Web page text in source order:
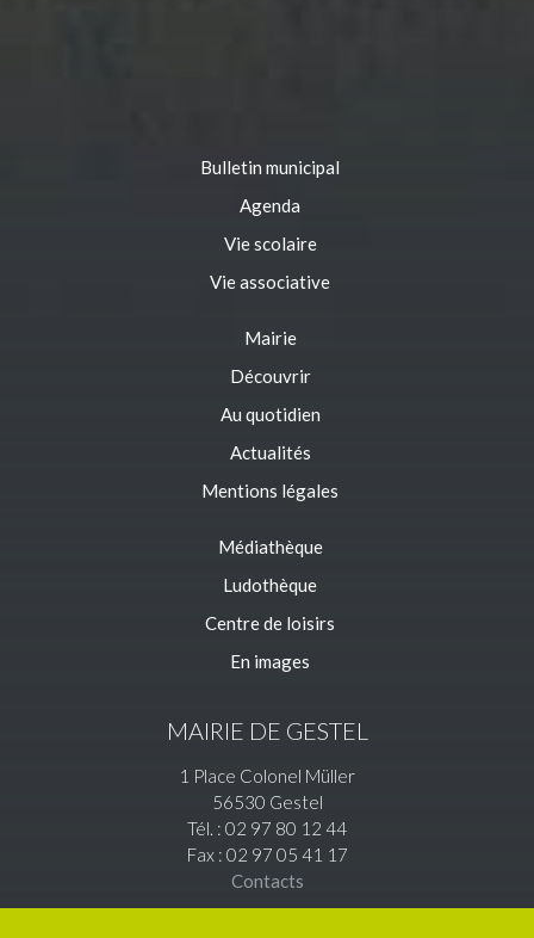
Bulletin municipal
Agenda
Vie scolaire
Vie associative
Mairie
Découvrir
Au quotidien
Actualités
Mentions légales
Médiathèque
Ludothèque
Centre de loisirs
En images
MAIRIE DE GESTEL
1 Place Colonel Müller
56530 Gestel
Tél. : 02 97 80 12 44
Fax : 02 97 05 41 17
Contacts